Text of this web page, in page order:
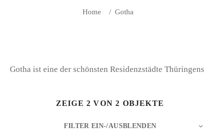
Home / Gotha
Gotha ist eine der schönsten Residenzstädte Thüringens
ZEIGE 2 VON 2 OBJEKTE
FILTER EIN-/AUSBLENDEN